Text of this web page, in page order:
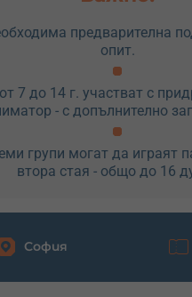
предварителна
опит.
7 до 14 г. участват с
- с допълнително
групи могат да играят
втора стая - общо до 16
София